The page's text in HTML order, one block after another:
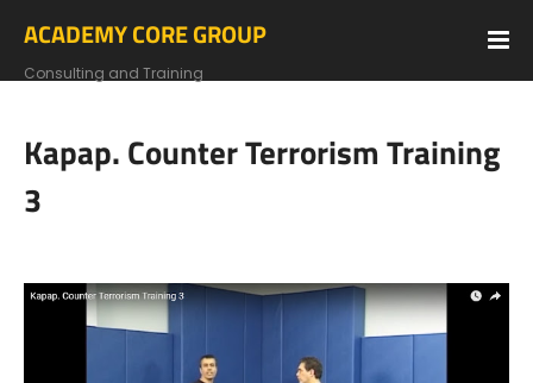
ACADEMY CORE GROUP
Consulting and Training
Kapap. Counter Terrorism Training
3